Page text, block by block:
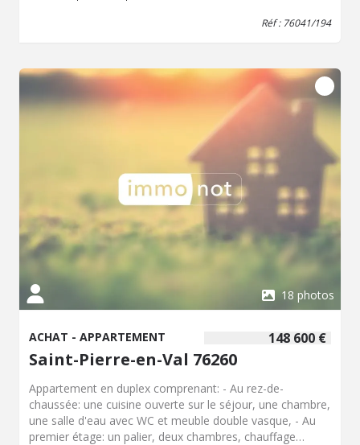
Réf : 76041/194
18 photos
148 600 €
ACHAT - APPARTEMENT
Saint-Pierre-en-Val 76260
Appartement en duplex comprenant: - Au rez-de-
chaussée: une cuisine ouverte sur le séjour, une chambre,
une salle d'eau avec WC et meuble double vasque, - Au
premier étage: un palier, deux chambres, chauffage